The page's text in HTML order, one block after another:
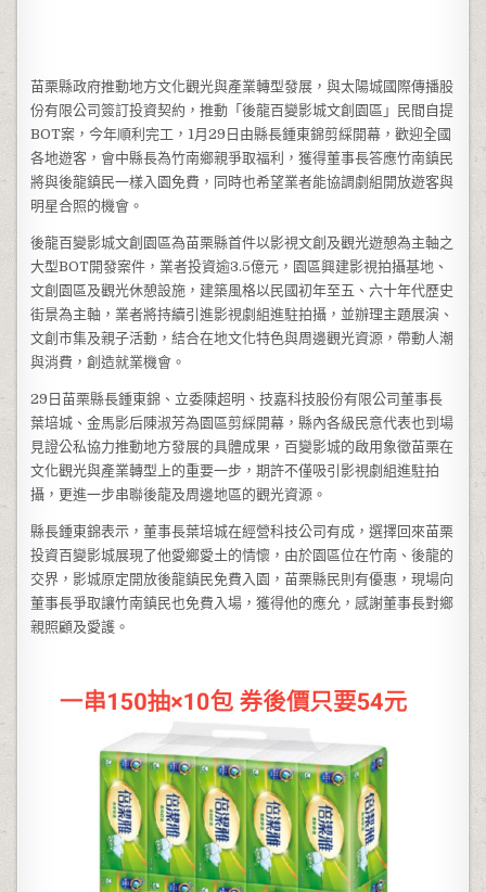
苗栗縣政府推動地方文化觀光與產業轉型發展，與太陽城國際傳播股
份有限公司簽訂投資契約，推動「後龍百變影城文創園區」民間自提
BOT案，今年順利完工，1月29日由縣長鍾東錦剪綵開幕，歡迎全國
各地遊客，會中縣長為竹南鄉親爭取福利，獲得董事長答應竹南鎮民
將與後龍鎮民一樣入園免費，同時也希望業者能協調劇組開放遊客與
明星合照的機會。
後龍百變影城文創園區為苗栗縣首件以影視文創及觀光遊憩為主軸之
大型BOT開發案件，業者投資逾3.5億元，園區興建影視拍攝基地、
文創園區及觀光休憩設施，建築風格以民國初年至五、六十年代歷史
街景為主軸，業者將持續引進影視劇組進駐拍攝，並辦理主題展演、
文創市集及親子活動，結合在地文化特色與周邊觀光資源，帶動人潮
與消費，創造就業機會。
29日苗栗縣長鍾東錦、立委陳超明、技嘉科技股份有限公司董事長
葉培城、金馬影后陳淑芳為園區剪綵開幕，縣內各級民意代表也到場
見證公私協力推動地方發展的具體成果，百變影城的啟用象徵苗栗在
文化觀光與產業轉型上的重要一步，期許不僅吸引影視劇組進駐拍
攝，更進一步串聯後龍及周邊地區的觀光資源。
縣長鍾東錦表示，董事長葉培城在經營科技公司有成，選擇回來苗栗
投資百變影城展現了他愛鄉愛土的情懷，由於園區位在竹南、後龍的
交界，影城原定開放後龍鎮民免費入園，苗栗縣民則有優惠，現場向
董事長爭取讓竹南鎮民也免費入場，獲得他的應允，感謝董事長對鄉
親照顧及愛護。